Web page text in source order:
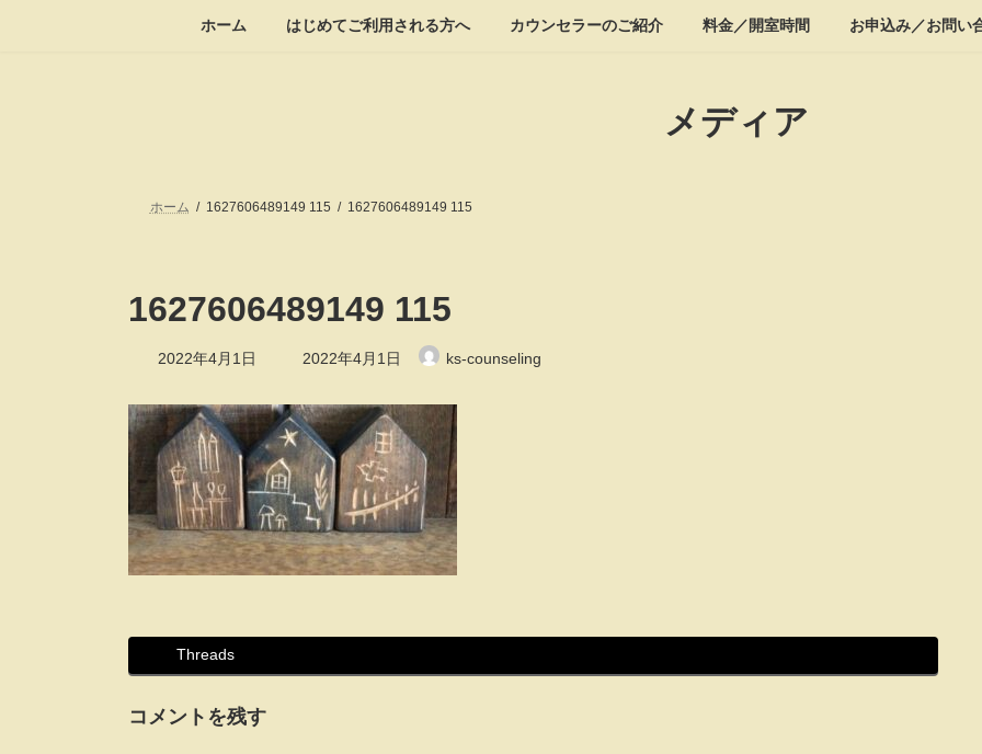
ホーム はじめてご利用される方へ カウンセラーのご紹介 料金／開室時間 お申込み／お問い
メディア
ホーム 1627606489149 115 1627606489149 115
1627606489149 115
2022年4月1日
最
終
新
日
時
:
2022年4月1日 ks-counseling
Threads
コメントを残す